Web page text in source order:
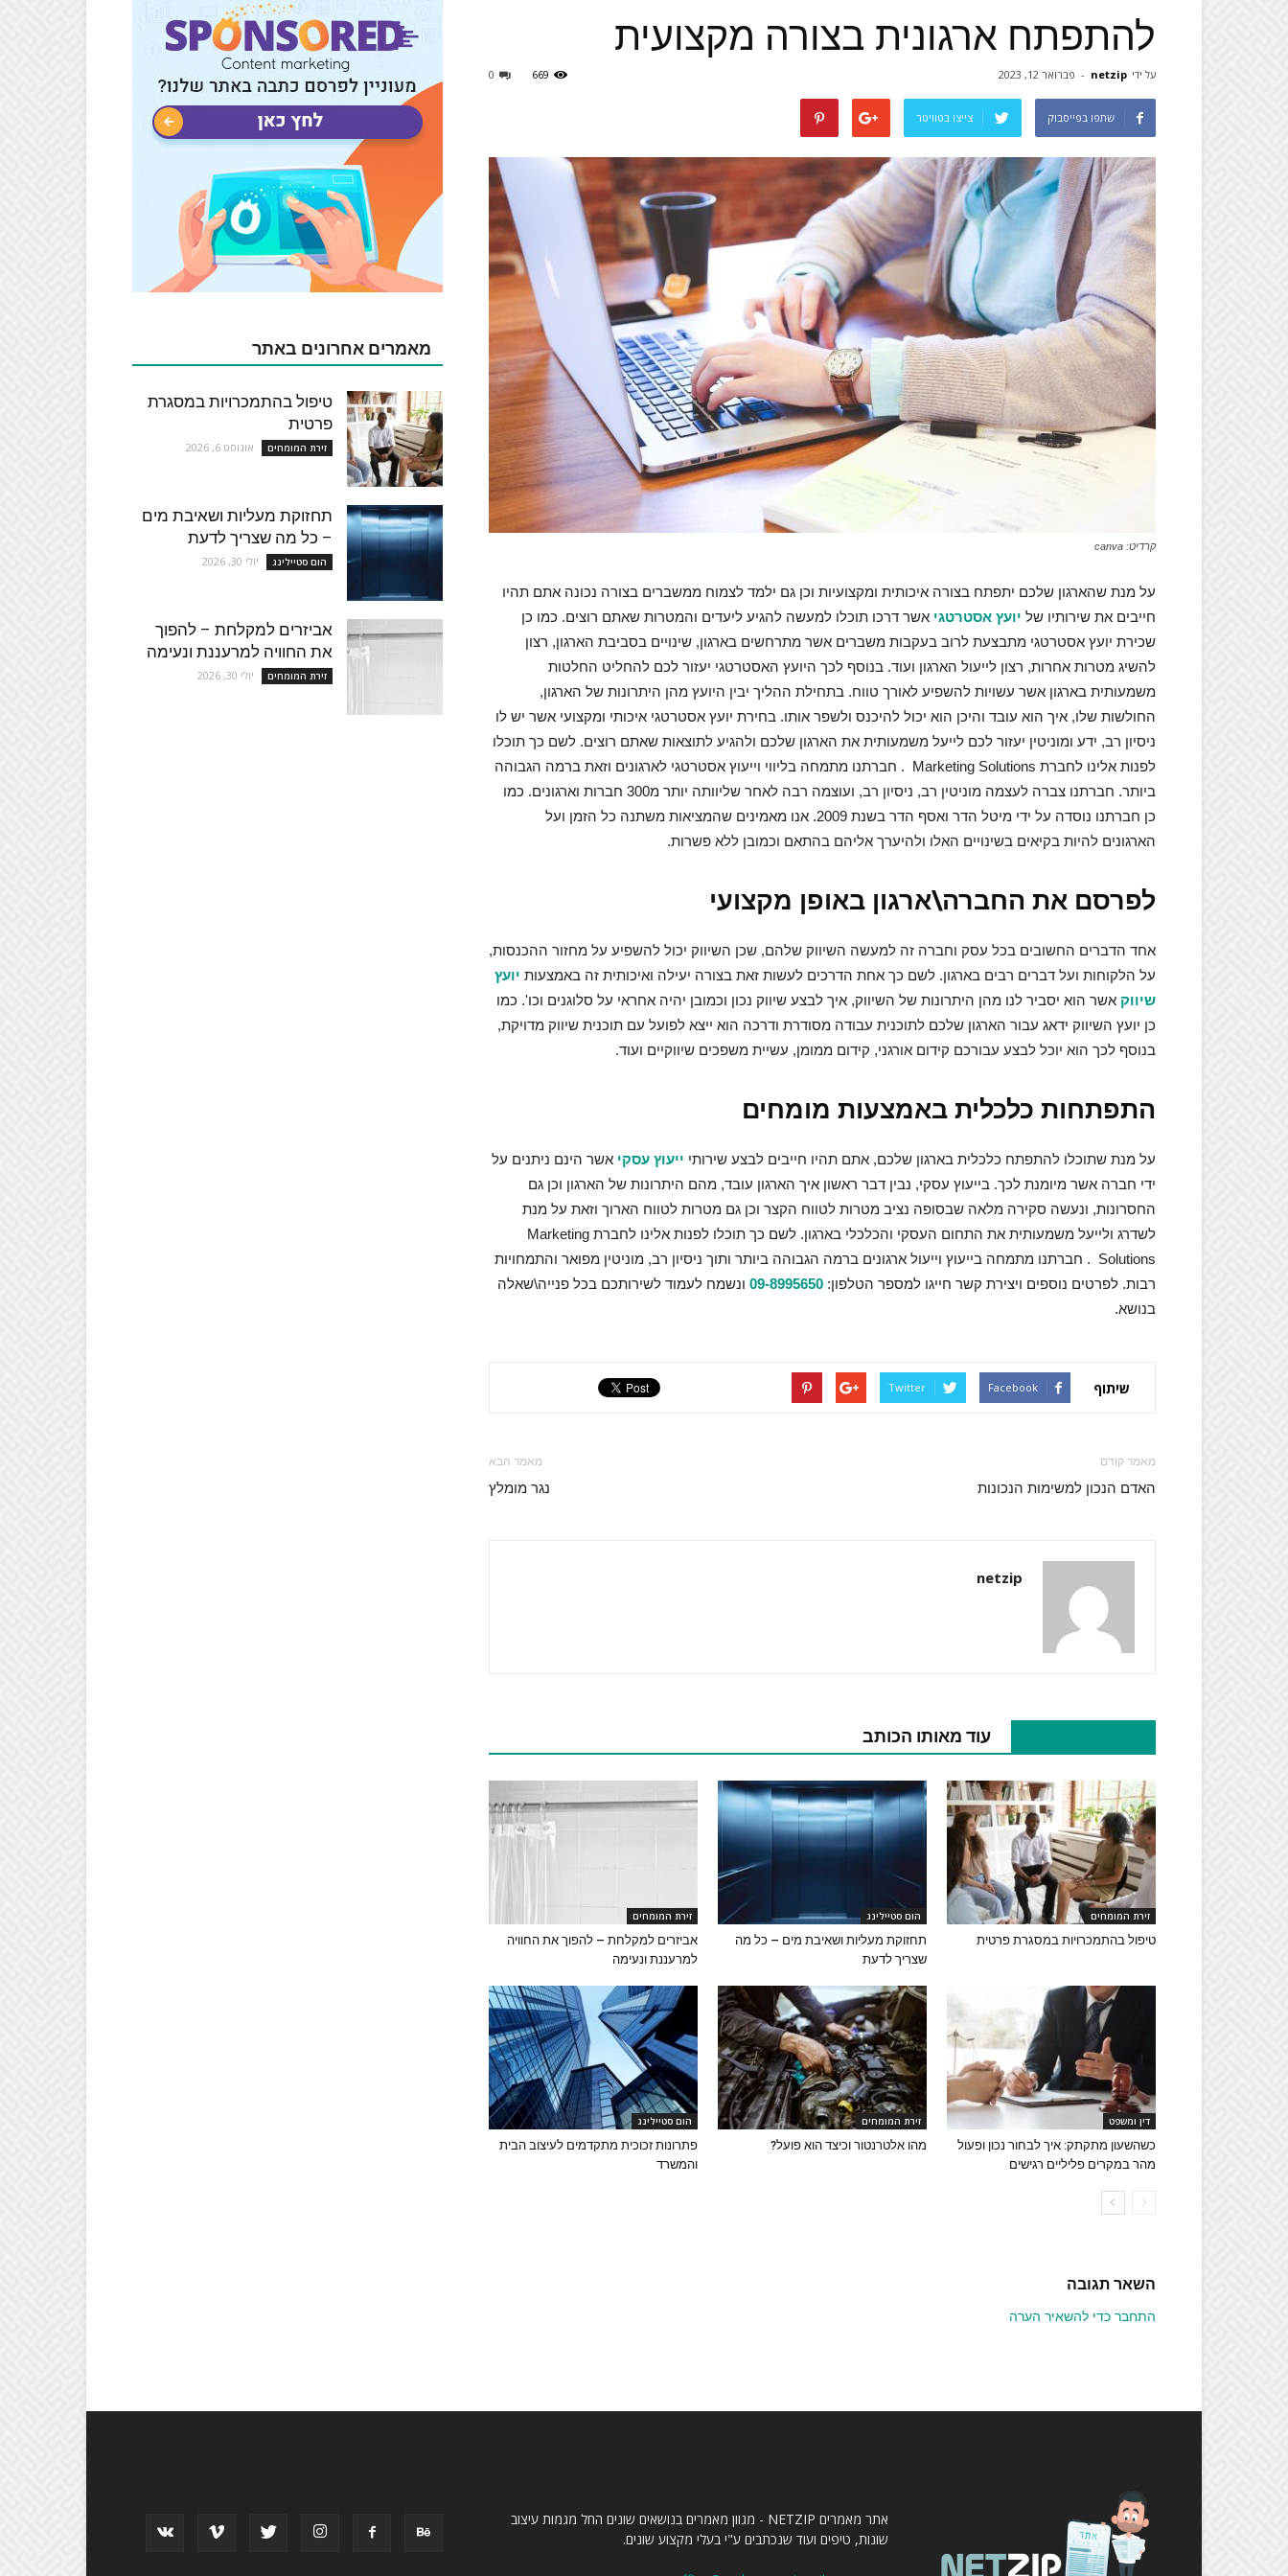
netzip
להתפתח ארגונית בצורה מקצועית
על ידי netzip
- פברואר 12, 2023 0 669
שתפו בפייסבוק צייצו בטוויטר
קרדיט: canva
על מנת שהארגון שלכם יתפתח בצורה איכותית ומקצועיות וכן גם ילמד לצמוח ממשברים בצורה נכונה אתם תהיו
חייבים את שירותיו של יועץ אסטרטגי אשר דרכו תוכלו למעשה להגיע ליעדים והמטרות שאתם רוצים. כמו כן
שכירת יועץ אסטרטגי מתבצעת לרוב בעקבות משברים אשר מתרחשים בארגון, שינויים בסביבת הארגון, רצון
להשיג מטרות אחרות, רצון לייעול הארגון ועוד. בנוסף לכך היועץ האסטרטגי יעזור לכם להחליט החלטות
משמעותית בארגון אשר עשויות להשפיע לאורך טווח. בתחילת ההליך יבין היועץ מהן היתרונות של הארגון,
החולשות שלו, איך הוא עובד והיכן הוא יכול להיכנס ולשפר אותו. בחירת יועץ אסטרטגי איכותי ומקצועי אשר יש לו
ניסיון רב, ידע ומוניטין יעזור לכם לייעל משמעותית את הארגון שלכם ולהגיע לתוצאות שאתם רוצים. לשם כך תוכלו
לפנות אלינו לחברת Marketing Solutions . חברתנו מתמחה בליווי וייעוץ אסטרטגי לארגונים וזאת ברמה הגבוהה
ביותר. חברתנו צברה לעצמה מוניטין רב, ניסיון רב, ועוצמה רבה לאחר שליוותה יותר מ300 חברות וארגונים. כמו
כן חברתנו נוסדה על ידי מיטל הדר ואסף הדר בשנת 2009. אנו מאמינים שהמציאות משתנה כל הזמן ועל
הארגונים להיות בקיאים בשינויים האלו ולהיערך אליהם בהתאם וכמובן ללא פשרות.
לפרסם את החברה\ארגון באופן מקצועי
אחד הדברים החשובים בכל עסק וחברה זה למעשה השיווק שלהם, שכן השיווק יכול להשפיע על מחזור ההכנסות,
על הלקוחות ועל דברים רבים בארגון. לשם כך אחת הדרכים לעשות זאת בצורה יעילה ואיכותית זה באמצעות יועץ
שיווק אשר הוא יסביר לנו מהן היתרונות של השיווק, איך לבצע שיווק נכון וכמובן יהיה אחראי על סלוגנים וכו'. כמו
כן יועץ השיווק ידאג עבור הארגון שלכם לתוכנית עבודה מסודרת ודרכה הוא ייצא לפועל עם תוכנית שיווק מדויקת,
בנוסף לכך הוא יוכל לבצע עבורכם קידום אורגני, קידום ממומן, עשיית משפכים שיווקיים ועוד.
התפתחות כלכלית באמצעות מומחים
על מנת שתוכלו להתפתח כלכלית בארגון שלכם, אתם תהיו חייבים לבצע שירותי ייעוץ עסקי אשר הינם ניתנים על
ידי חברה אשר מיומנת לכך. בייעוץ עסקי, נבין דבר ראשון איך הארגון עובד, מהם היתרונות של הארגון וכן גם
החסרונות, ונעשה סקירה מלאה שבסופה נציב מטרות לטווח הקצר וכן גם מטרות לטווח הארוך וזאת על מנת
לשדרג ולייעל משמעותית את התחום העסקי והכלכלי בארגון. לשם כך תוכלו לפנות אלינו לחברת Marketing
Solutions . חברתנו מתמחה בייעוץ וייעול ארגונים ברמה הגבוהה ביותר ותוך ניסיון רב, מוניטין מפואר והתמחויות
רבות. לפרטים נוספים ויצירת קשר חייגו למספר הטלפון: 09-8995650 ונשמח לעמוד לשירותכם בכל פנייה\שאלה
בנושא.
שיתוף Facebook
Twitter
מאמר קודם
האדם הנכון למשימות הנכונות
מאמר הבא
נגר מומלץ
netzip
עוד מאותו הכותב
זירת המומחים
טיפול בהתמכרויות במסגרת פרטית
הום סטיילינג
תחזוקת מעליות ושאיבת מים – כל מה
שצריך לדעת
זירת המומחים
אביזרים למקלחת – להפוך את החוויה
למרעננת ונעימה
דין ומשפט
כשהשעון מתקתק: איך לבחור נכון ופעול
מהר במקרים פליליים רגישים
זירת המומחים
מהו אלטרנטור וכיצד הוא פועל?
הום סטיילינג
פתרונות זכוכית מתקדמים לעיצוב הבית
והמשרד
השאר תגובה
התחבר כדי להשאיר הערה
מאמרים אחרונים באתר
טיפול בהתמכרויות במסגרת
פרטית
זירת המומחים אוגוסט 6, 2026
תחזוקת מעליות ושאיבת מים
– כל מה שצריך לדעת
הום סטיילינג יולי 30, 2026
אביזרים למקלחת – להפוך
את החוויה למרעננת ונעימה
זירת המומחים יולי 30, 2026
אתר מאמרים NETZIP - מגוון מאמרים בנושאים שונים החל מגמות עיצוב
שונות, טיפים ועוד שנכתבים ע"י בעלי מקצוע שונים.